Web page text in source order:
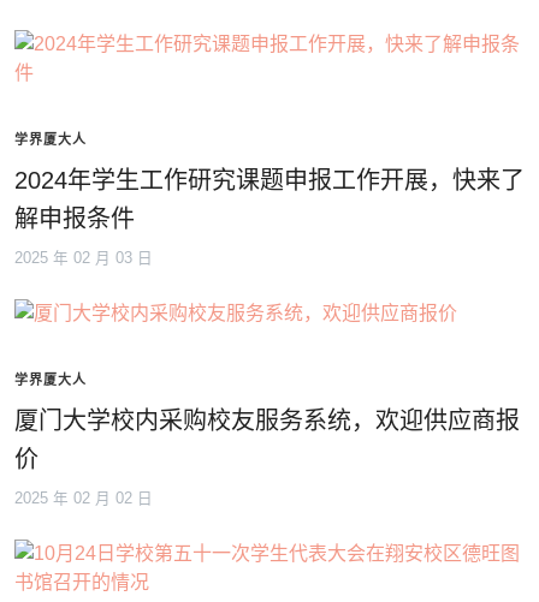
学界厦大人
2024年学生工作研究课题申报工作开展，快来了
解申报条件
2025 年 02 月 03 日
学界厦大人
厦门大学校内采购校友服务系统，欢迎供应商报
价
2025 年 02 月 02 日